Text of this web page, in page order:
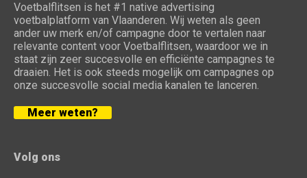
Voetbalflitsen is het #1 native advertising
voetbalplatform van Vlaanderen. Wij weten als geen
ander uw merk en/of campagne door te vertalen naar
relevante content voor Voetbalflitsen, waardoor we in
staat zijn zeer succesvolle en efficiënte campagnes te
draaien. Het is ook steeds mogelijk om campagnes op
onze succesvolle social media kanalen te lanceren.
Meer weten?
Volg ons